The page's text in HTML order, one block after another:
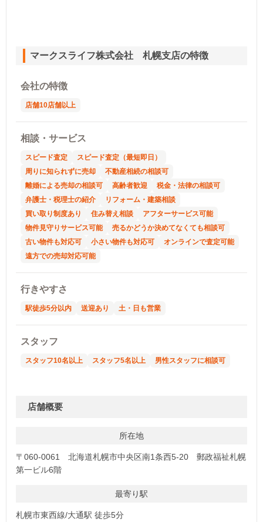
マークスライフ株式会社 札幌支店の特徴
会社の特徴
店舗10店舗以上
相談・サービス
スピード査定
スピード査定（最短即日）
周りに知られずに売却
不動産相続の相談可
離婚による売却の相談可
高齢者歓迎
税金・法律の相談可
弁護士・税理士の紹介
リフォーム・建築相談
買い取り制度あり
住み替え相談
アフターサービス可能
物件見守りサービス可能
売るかどうか決めてなくても相談可
古い物件も対応可
小さい物件も対応可
オンラインで査定可能
遠方での売却対応可能
行きやすさ
駅徒歩5分以内 送迎あり 土・日も営業
スタッフ
スタッフ10名以上 スタッフ5名以上 男性スタッフに相談可
店舗概要
所在地
〒060-0061 北海道札幌市中央区南1条西5-20 郵政福祉札幌
第一ビル6階
最寄り駅
札幌市東西線/大通駅 徒歩5分